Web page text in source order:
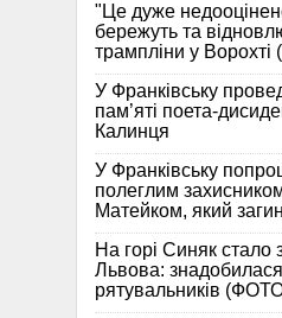
"Це дуже
бережуть та
трампліни у
У Франківську
пам’яті поета-
Калинця
У Франківську
полеглим
Матейком, який
На горі Синяк стало
Львова:
рятувальників